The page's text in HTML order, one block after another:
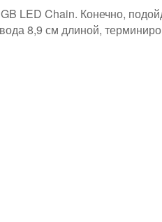
LED Chain. Конечно,
8,9 см длиной,